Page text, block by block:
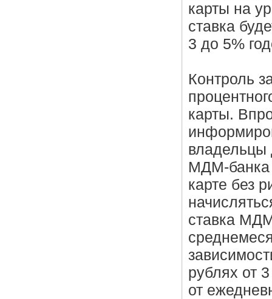
карты на
ставка
3 до 5%
Контроль
карты.
владельцы
МДМ-банка
карте без
ставка
рублях от
от